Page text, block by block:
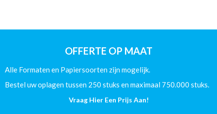
-
8
OFFERTE OP MAAT
Alle Formaten en Papiersoorten zijn mogelijk.
Bestel uw oplagen tussen 250 stuks en maximaal 750.000 stuks.
Vraag Hier Een Prijs Aan!